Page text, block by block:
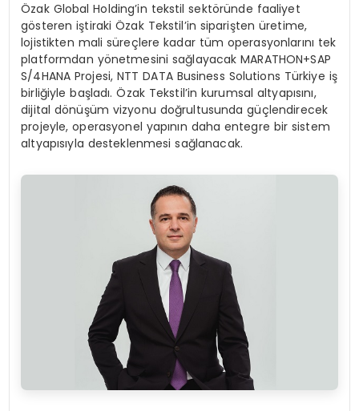
Özak Global Holding’in tekstil sektöründe faaliyet
gösteren iştiraki Özak Tekstil’in siparişten üretime,
lojistikten mali süreçlere kadar tüm operasyonlarını tek
platformdan yönetmesini sağlayacak MARATHON+SAP
S/4HANA Projesi, NTT DATA Business Solutions Türkiye iş
birliğiyle başladı. Özak Tekstil’in kurumsal altyapısını,
dijital dönüşüm vizyonu doğrultusunda güçlendirecek
projeyle, operasyonel yapının daha entegre bir sistem
altyapısıyla desteklenmesi sağlanacak.